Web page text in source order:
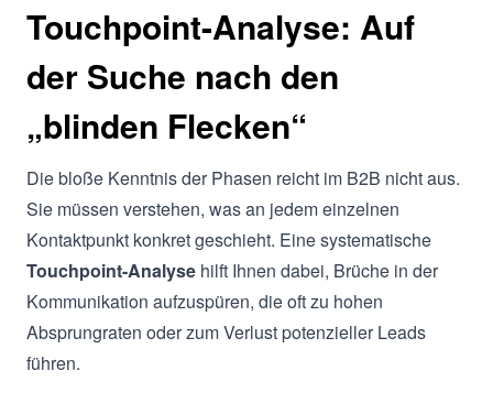
Touchpoint-Analyse: Auf
der Suche nach den
„blinden Flecken“
Die bloße Kenntnis der Phasen reicht im B2B nicht aus.
Sie müssen verstehen, was an jedem einzelnen
Kontaktpunkt konkret geschieht. Eine systematische
Touchpoint-Analyse hilft Ihnen dabei, Brüche in der
Kommunikation aufzuspüren, die oft zu hohen
Absprungraten oder zum Verlust potenzieller Leads
führen.